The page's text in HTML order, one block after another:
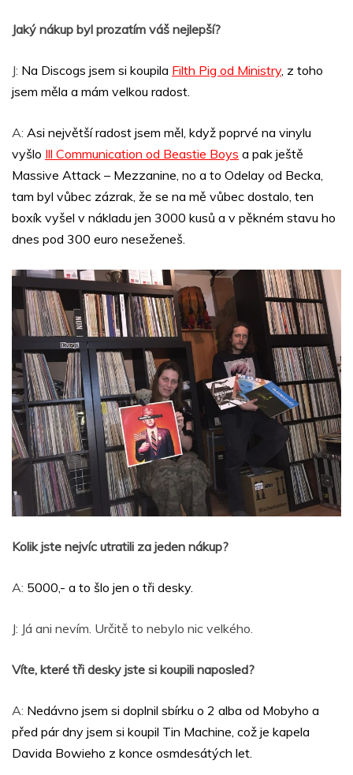
Jaký nákup byl prozatím váš nejlepší?
J: Na Discogs jsem si koupila Filth Pig od Ministry, z toho
jsem měla a mám velkou radost.
A: Asi největší radost jsem měl, když poprvé na vinylu
vyšlo Ill Communication od Beastie Boys a pak ještě
Massive Attack – Mezzanine, no a to Odelay od Becka,
tam byl vůbec zázrak, že se na mě vůbec dostalo, ten
boxík vyšel v nákladu jen 3000 kusů a v pěkném stavu ho
dnes pod 300 euro neseženeš.
Kolik jste nejvíc utratili za jeden nákup?
A: 5000,- a to šlo jen o tři desky.
J: Já ani nevím. Určitě to nebylo nic velkého.
Víte, které tři desky jste si koupili naposled?
A: Nedávno jsem si doplnil sbírku o 2 alba od Mobyho a
před pár dny jsem si koupil Tin Machine, což je kapela
Davida Bowieho z konce osmdesátých let.